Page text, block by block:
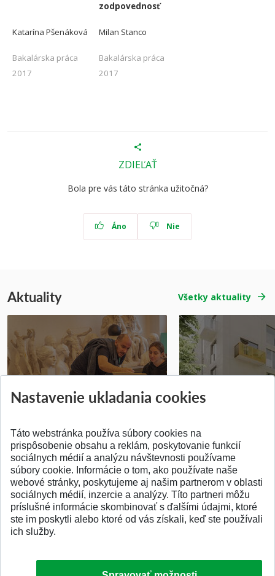
zodpovednosť
Katarína Pšenáková Milan Stanco
Bakalárska práca
2017
Bakalárska práca
2017
ZDIEĽAŤ
Bola pre vás táto stránka užitočná?
Áno Nie
Aktuality Všetky aktuality
Pridané 14.07.2026 Pridané 03.07.2026
SPÄŤ NA VRCH
Nastavenie ukladania cookies
Táto webstránka používa súbory cookies na
prispôsobenie obsahu a reklám, poskytovanie funkcií
sociálnych médií a analýzu návštevnosti používame
súbory cookie. Informácie o tom, ako používate naše
webové stránky, poskytujeme aj našim partnerom v oblasti
sociálnych médií, inzercie a analýzy. Títo partneri môžu
príslušné informácie skombinovať s ďalšími údajmi, ktoré
ste im poskytli alebo ktoré od vás získali, keď ste používali
ich služby.